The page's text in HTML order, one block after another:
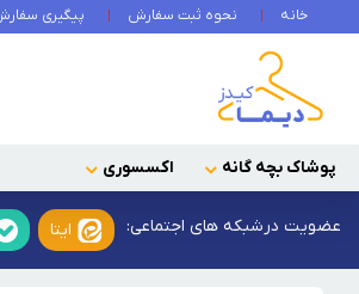
خانه نحوه ثبت سفارش پیگیری
پوشاک بچه گانه اکسسوری
عضویت درشبکه های اجتماعی: ایتا